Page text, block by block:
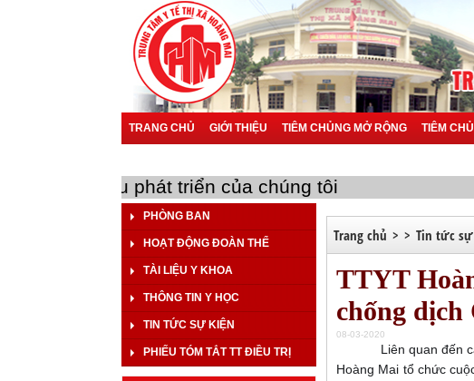
TRANG CHỦ GIỚI THIỆU TIÊM CHỦNG MỞ RỘNG TIÊM
bạn là mục tiêu phát triển của chúng tôi
PHÒNG BAN
HOẠT ĐỘNG ĐOÀN THỂ
TÀI LIỆU Y KHOA
THÔNG TIN Y HỌC
TIN TỨC SỰ KIỆN
PHIẾU TÓM TẮT TT ĐIỀU TRỊ
Trang chủ > > Tin tức
TTYT
chống dịch
08-03-2020
Liên quan đến ca
Hoàng Mai tổ chức